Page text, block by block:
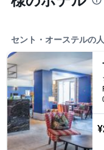
セント・オーステルの